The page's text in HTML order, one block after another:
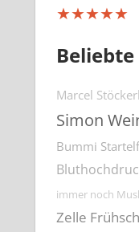
★★★★★
Marcel
Simon
Bummi
immer noch
Zelle